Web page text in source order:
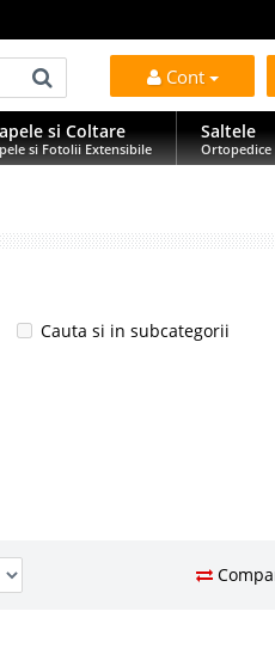
Cont
si Coltare
si Fotolii Extensibile
Saltele
Ortopedice
Cauta si in subcategorii